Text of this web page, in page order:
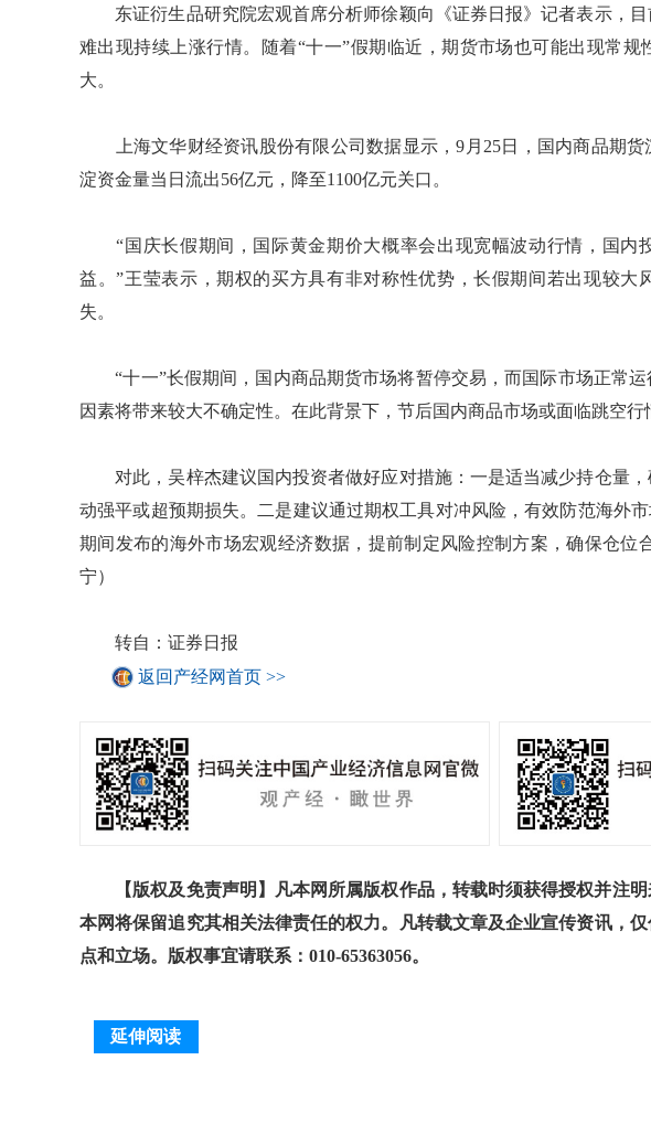
东证衍生品研究院宏观首席分析师徐颖向《证券日报》记者表示，目
难出现持续上涨行情。随着“十一”假期临近，期货市场也可能出现常规
大。
上海文华财经资讯股份有限公司数据显示，9月25日，国内商品期货
淀资金量当日流出56亿元，降至1100亿元关口。
“国庆长假期间，国际黄金期价大概率会出现宽幅波动行情，国内
益。”王莹表示，期权的买方具有非对称性优势，长假期间若出现较大
失。
“十一”长假期间，国内商品期货市场将暂停交易，而国际市场正常运
因素将带来较大不确定性。在此背景下，节后国内商品市场或面临跳空行
对此，吴梓杰建议国内投资者做好应对措施：一是适当减少持仓量，
动强平或超预期损失。二是建议通过期权工具对冲风险，有效防范海外
期间发布的海外市场宏观经济数据，提前制定风险控制方案，确保仓位
宁）
转自：证券日报
返回产经网首页 >>
【版权及免责声明】凡本网所属版权作品，转载时须获得授权并注明
本网将保留追究其相关法律责任的权力。凡转载文章及企业宣传资讯，
点和立场。版权事宜请联系：010-65363056。
延伸阅读